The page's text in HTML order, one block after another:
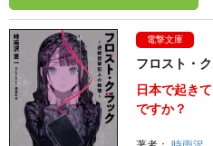
電撃文庫
フロスト・
日本で起き
ですか？